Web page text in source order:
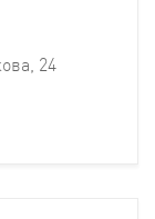
24